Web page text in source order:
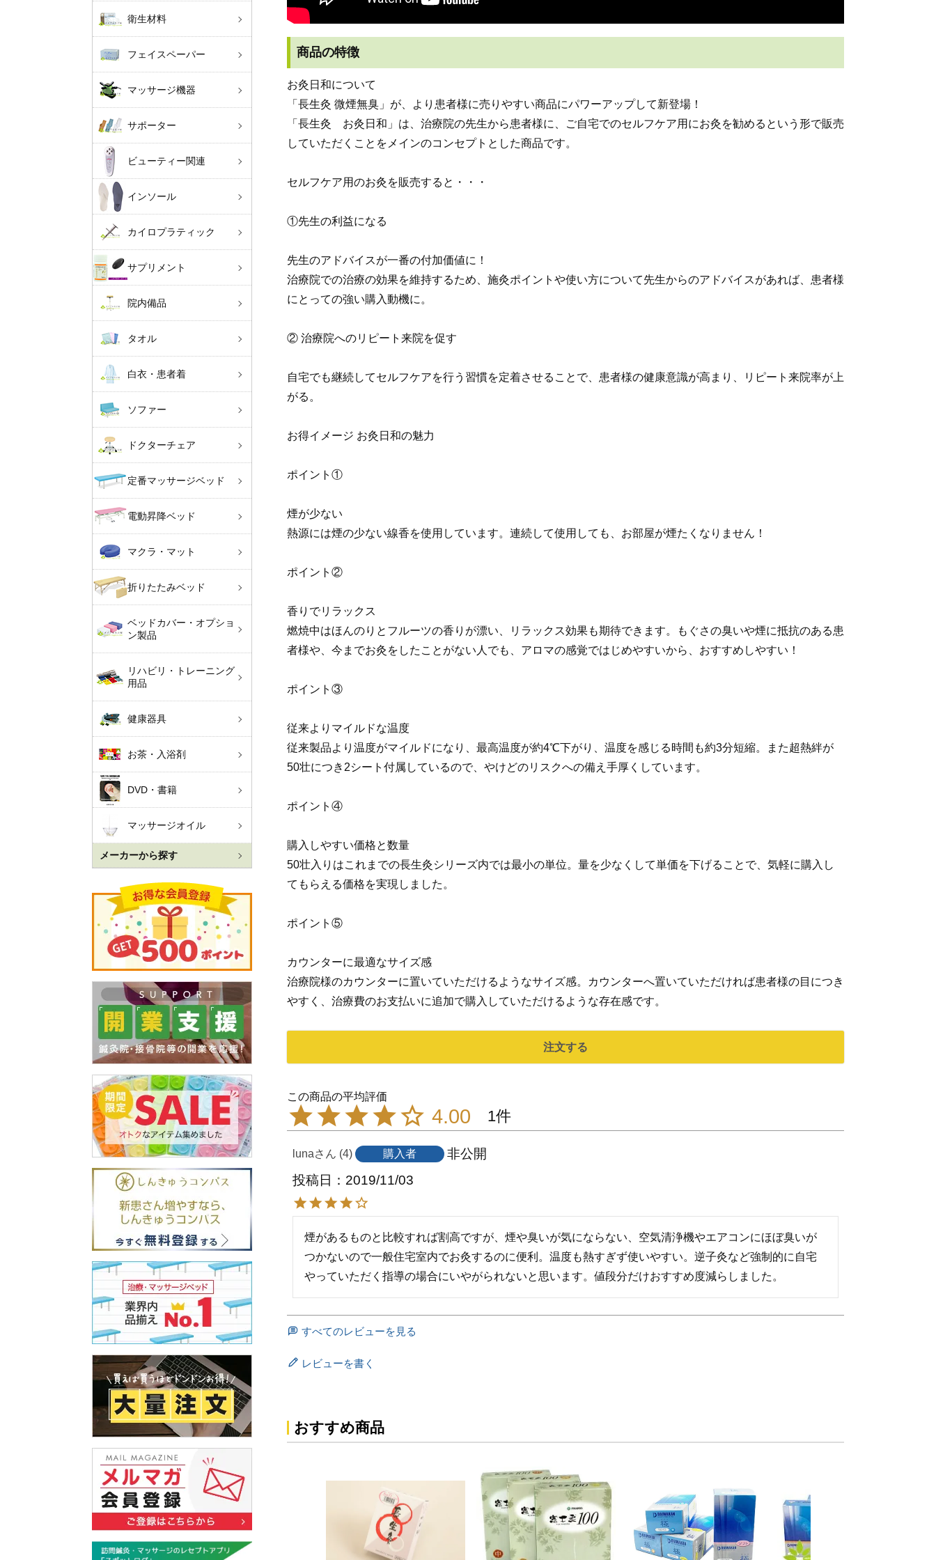
衛生材料
フェイスペーパー
マッサージ機器
サポーター
ビューティー関連
インソール
カイロプラティック
サプリメント
院内備品
タオル
白衣・患者着
ソファー
ドクターチェア
定番マッサージベッド
電動昇降ベッド
マクラ・マット
折りたたみベッド
ベッドカバー・オプショ
ン製品
リハビリ・トレーニング
用品
健康器具
お茶・入浴剤
DVD・書籍
マッサージオイル
メーカーから探す
商品の特徴
お灸日和について
「長生灸 微煙無臭」が、より患者様に売りやすい商品にパワーアップして新登場！
「長生灸 お灸日和」は、治療院の先生から患者様に、ご自宅でのセルフケア用にお灸を勧めるという形で販売
していただくことをメインのコンセプトとした商品です。
セルフケア用のお灸を販売すると・・・
①先生の利益になる
先生のアドバイスが一番の付加価値に！
治療院での治療の効果を維持するため、施灸ポイントや使い方について先生からのアドバイスがあれば、患者様
にとっての強い購入動機に。
② 治療院へのリピート来院を促す
自宅でも継続してセルフケアを行う習慣を定着させることで、患者様の健康意識が高まり、リピート来院率が上
がる。
お得イメージ お灸日和の魅力
ポイント①
煙が少ない
熱源には煙の少ない線香を使用しています。連続して使用しても、お部屋が煙たくなりません！
ポイント②
香りでリラックス
燃焼中はほんのりとフルーツの香りが漂い、リラックス効果も期待できます。もぐさの臭いや煙に抵抗のある患
者様や、今までお灸をしたことがない人でも、アロマの感覚ではじめやすいから、おすすめしやすい！
ポイント③
従来よりマイルドな温度
従来製品より温度がマイルドになり、最高温度が約4℃下がり、温度を感じる時間も約3分短縮。また超熱絆が
50壮につき2シート付属しているので、やけどのリスクへの備え手厚くしています。
ポイント④
購入しやすい価格と数量
50壮入りはこれまでの長生灸シリーズ内では最小の単位。量を少なくして単価を下げることで、気軽に購入し
てもらえる価格を実現しました。
ポイント⑤
カウンターに最適なサイズ感
治療院様のカウンターに置いていただけるようなサイズ感。カウンターへ置いていただければ患者様の目につき
やすく、治療費のお支払いに追加で購入していただけるような存在感です。
注文する
4.00 1
luna 4 購入者
非公開
投稿日
2019/11/03
煙があるものと比較すれば割高ですが、煙や臭いが気にならない、空気清浄機やエアコンにほぼ臭いが
つかないので一般住宅室内でお灸するのに便利。温度も熱すぎず使いやすい。逆子灸など強制的に自宅
やっていただく指導の場合にいやがられないと思います。値段分だけおすすめ度減らしました。
すべてのレビューを見る
レビューを書く
おすすめ商品